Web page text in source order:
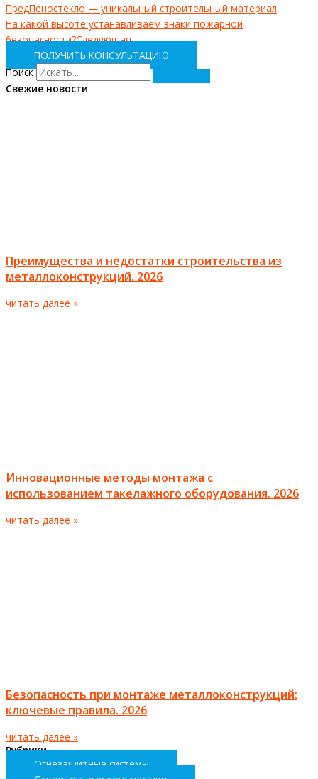
ПредПеностекло — уникальный строительный материал
На какой высоте устанавливаем знаки пожарной
безопасности?Следующая
ПОЛУЧИТЬ КОНСУЛЬТАЦИЮ
Поиск
Свежие новости
Преимущества и недостатки строительства из
металлоконструкций. 2026
читать далее »
Инновационные методы монтажа с
использованием такелажного оборудования. 2026
читать далее »
Безопасность при монтаже металлоконструкций:
ключевые правила. 2026
читать далее »
Рубрики
Огнезащитные системы